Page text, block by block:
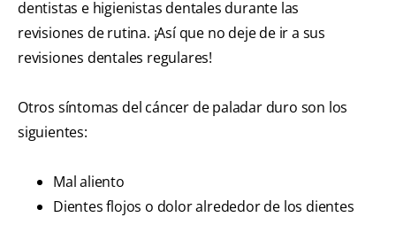
dentistas e higienistas dentales durante las
revisiones de rutina. ¡Así que no deje de ir a sus
revisiones dentales regulares!
Otros síntomas del cáncer de paladar duro son los
siguientes:
Mal aliento
Dientes flojos o dolor alrededor de los dientes